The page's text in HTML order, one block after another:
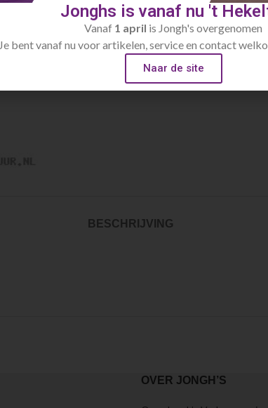
BESCHRIJVING
OVER JONGH’S
Jonghs is vanaf nu 't
Vanaf 1 april is Jongh's overgenomen
Je bent vanaf nu voor artikelen, service en contact
Naar de site